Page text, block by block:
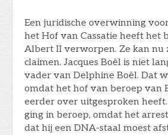
Een juridische overwinning
het Hof van Cassatie heeft het
Albert II verworpen. Ze kan nu
claimen. Jacques Boël is niet
vader van Delphine Boël. Dat
omdat het hof van beroep van
eerder over uitgesproken
ging in beroep, omdat het
dat hij een DNA-staal moest